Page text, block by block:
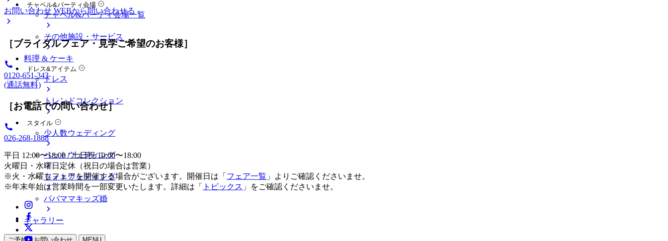
チャペル&パーティ会場
チャペル&パーティ会場一覧
その他施設・サービス
料理 & ケーキ
ドレス&アイテム
ドレス
トレンドコレクション
スタイル
少人数ウェディング
ペットウェディング
フォトウェディング
パパママキッズ婚
ギャラリー
お問い合わせ WEBから問い合わせる
［ブライダルフェア・見学ご希望のお客様］
0120-651-343
(通話無料)
［お電話での問い合わせ］
026-268-1888
平日 12:00〜18:00 / 土日祝 10:00〜18:00
火曜日・水曜日定休（祝日の場合は営業）
※火・水曜もフェアを開催する場合がございます。開催日は「 フェア一覧 」よりご確認くださいませ。
※年末年始は営業時間を一部変更いたします。詳細は「
トピックス 」をご確認くださいませ。